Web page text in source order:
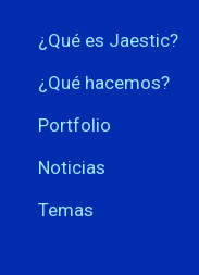
¿Qué es Jaestic?
¿Qué hacemos?
Portfolio
Noticias
Temas